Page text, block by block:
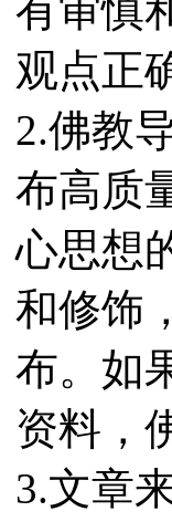
有审慎
观点正
2.佛教
布高质
心思想
和修饰
布。如
资料，
3.文章